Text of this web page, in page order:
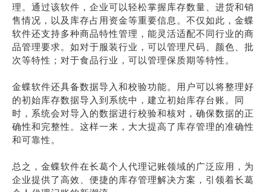
理。通过该软件，企业可以轻松掌握库存数量、进货和销
售情况，以及库存占用资金等重要信息。不仅如此，金蝶
软件还支持多种商品特性管理，能灵活适配不同行业的商
品管理要求。如对于服装行业，可以管理尺码、颜色、批
次等特性；对于食品行业，可以管理保质期等特性。
金蝶软件还具备数据导入和校验功能。用户可以将整理好
的初始库存数据导入到系统中，建立初始库存台账。同
时，系统会对导入的数据进行校验和核对，确保数据的正
确性和完整性。这样一来，大大提高了库存管理的准确性
和可靠性。
总之，金蝶软件在长葛个人代理记账领域的广泛应用，为
企业提供了高效、便捷的库存管理解决方案，引领着长葛